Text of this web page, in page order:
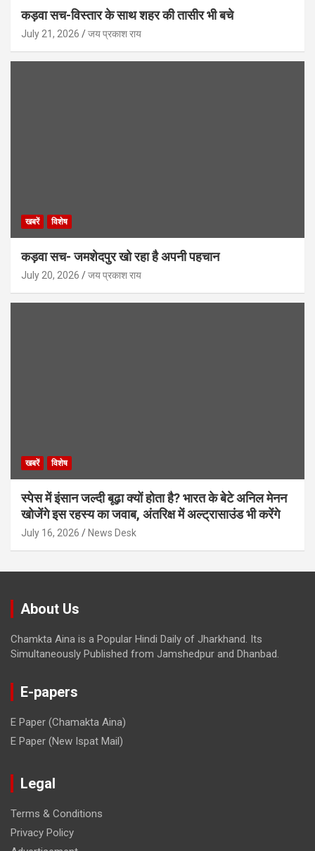
कड़वा सच-विस्तार के साथ शहर की तासीर भी बचे
July 21, 2026 जय प्रकाश राय
खबरें विशेष
कड़वा सच- जमशेदपुर खो रहा है अपनी पहचान
July 20, 2026 जय प्रकाश राय
खबरें विशेष
स्पेस में इंसान जल्दी बूढ़ा क्यों होता है? भारत के बेटे अनिल मेनन
खोजेंगे इस रहस्य का जवाब, अंतरिक्ष में अल्ट्रासाउंड भी करेंगे
July 16, 2026 News Desk
About Us
Chamkta Aina is a Popular Hindi Daily of Jharkhand. Its
Simultaneously Published from Jamshedpur and Dhanbad.
E-papers
E Paper (Chamakta Aina)
E Paper (New Ispat Mail)
Legal
Terms & Conditions
Privacy Policy